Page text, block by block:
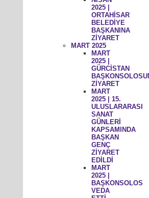
2025 |
ORTAHİSAR
BELEDİYE
BAŞKANINA
ZİYARET
MART 2025
MART
2025 |
GÜRCİSTAN
ZİYARET
MART
2025 | 15.
ULUSLARARASI
SANAT
GÜNLERİ
KAPSAMINDA
BAŞKAN
GENÇ
ZİYARET
EDİLDİ
MART
2025 |
BAŞKONSOLOS
VEDA